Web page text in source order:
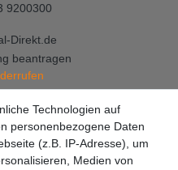
9200300
Direkt.de
beantragen
Technologien auf
personenbezogene Daten
(z.B. IP-Adresse), um
Medien von